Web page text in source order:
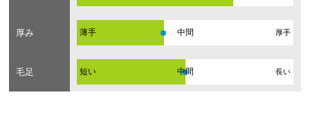
厚み 薄手 厚手
毛足 短い 長い